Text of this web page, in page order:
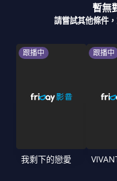
暫無
請嘗試其他條件
跟播中
我剩下的戀愛
跟播中